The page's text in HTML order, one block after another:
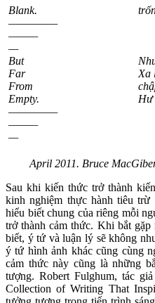
Blank.
—————
———
—
But
Far
From
Empty.
—————
———
—
Xa
Hư
April 2011. Bruce
Sau khi kiến thức trở thành
kinh nghiệm thực hành tiêu
hiểu biết chung của riêng mỗi
trở thành cảm thức. Khi bắt
biết, ý tứ và luận lý sẽ không
ý tứ hình ảnh khác cũng cùng
cảm thức này cũng là những
tượng. Robert Fulghum, tác
Collection of Writing That